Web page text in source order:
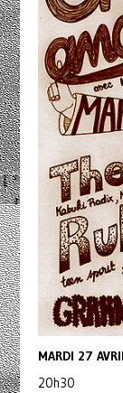
MARDI 27
20h30